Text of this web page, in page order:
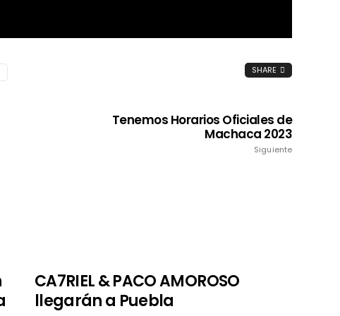
SHARE
Tenemos Horarios Oficiales de
Machaca 2023
Siguiente
CA7RIEL & PACO AMOROSO
llegarán a Puebla